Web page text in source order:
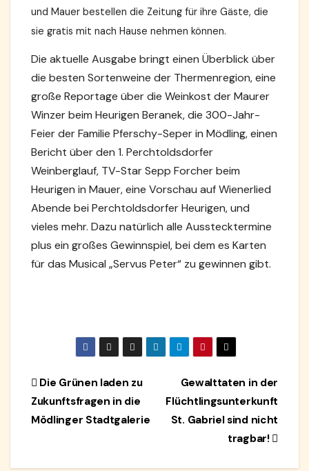
und Mauer bestellen die Zeitung für ihre Gäste, die
sie gratis mit nach Hause nehmen können.
Die aktuelle Ausgabe bringt einen Überblick über
die besten Sortenweine der Thermenregion, eine
große Reportage über die Weinkost der Maurer
Winzer beim Heurigen Beranek, die 300-Jahr-
Feier der Familie Pferschy-Seper in Mödling, einen
Bericht über den 1. Perchtoldsdorfer
Weinberglauf, TV-Star Sepp Forcher beim
Heurigen in Mauer, eine Vorschau auf Wienerlied
Abende bei Perchtoldsdorfer Heurigen, und
vieles mehr. Dazu natürlich alle Ausstecktermine
plus ein großes Gewinnspiel, bei dem es Karten
für das Musical „Servus Peter“ zu gewinnen gibt.
BeitragsnavigationGewalttaten in der
Flüchtlingsunterkunft
St. Gabriel sind nicht
tragbar!
Die Grünen laden zu
Zukunftsfragen in die
Mödlinger Stadtgalerie